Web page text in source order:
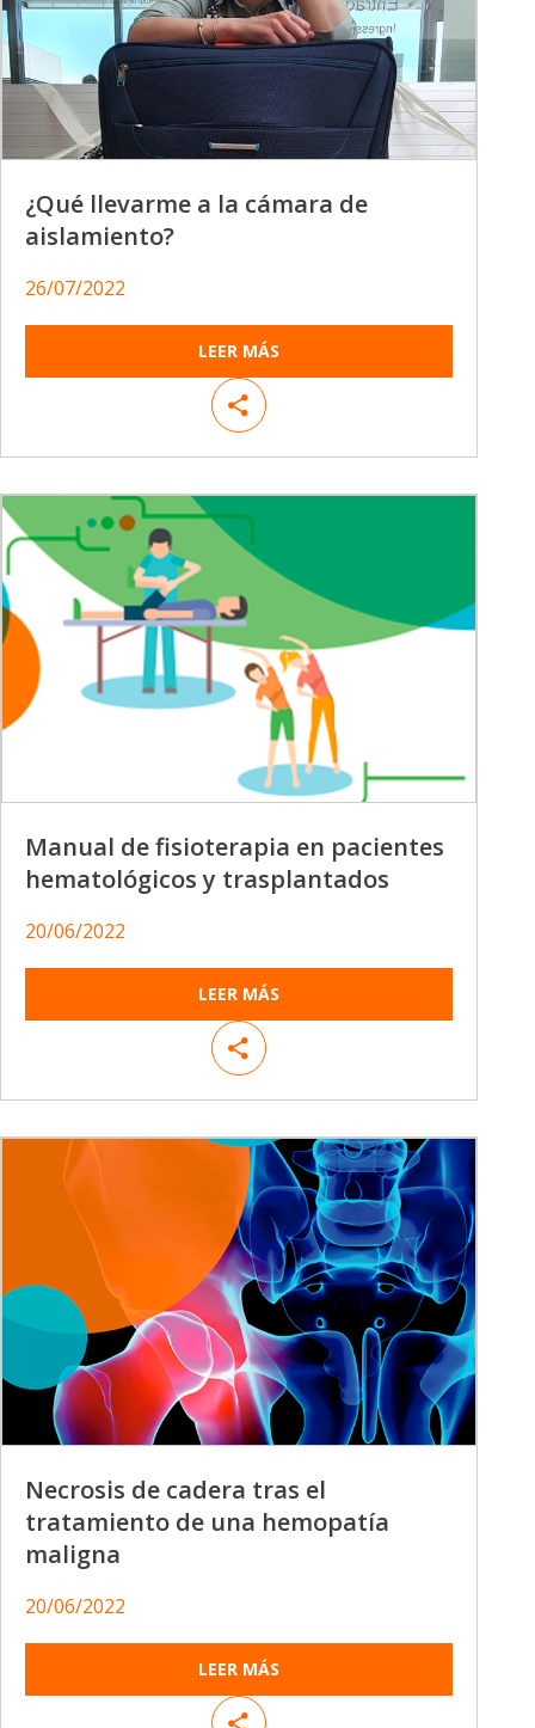
¿Qué llevarme a la cámara de
aislamiento?
26/07/2022
LEER MÁS
Manual de fisioterapia en pacientes
hematológicos y trasplantados
20/06/2022
LEER MÁS
Necrosis de cadera tras el
tratamiento de una hemopatía
maligna
20/06/2022
LEER MÁS